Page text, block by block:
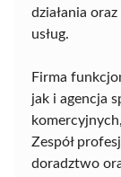
działania
usług.
Firma
jak i agencja
Zespół
doradztwo